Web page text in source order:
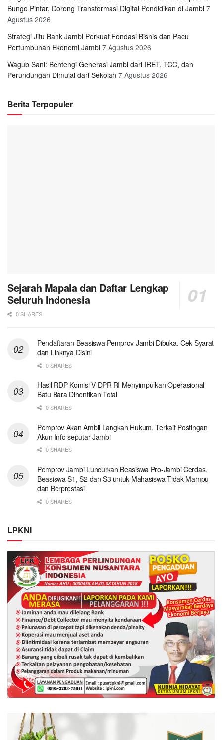
Bungo Pintar, Dorong Transformasi Digital Pendidikan di Jambi 7
Agustus 2026
Strategi Jitu Bank Jambi Perkuat Fondasi Bisnis dan Pacu
Pertumbuhan Ekonomi Jambi 7 Agustus 2026
Wagub Sani: Bentengi Generasi Jambi dari IRET, TCC, dan
Perundungan Dimulai dari Sekolah 7 Agustus 2026
Berita Terpopuler
Sejarah Mapala dan Daftar Lengkap
Seluruh Indonesia
0 SHARES
Pendaftaran Beasiswa Pemprov Jambi Dibuka. Cek Syarat
dan Linknya Disini
0 SHARES
Hasil RDP Komisi V DPR RI Menyimpulkan Operasional
Batu Bara Dihentikan Total
0 SHARES
Pemprov Akan Ambil Langkah Hukum, Terkait Postingan
Akun Info seputar Jambi
0 SHARES
Pemprov Jambi Luncurkan Beasiswa Pro-Jambi Cerdas.
Beasiswa S1, S2 dan S3 untuk Mahasiswa Tidak Mampu
dan Berprestasi
0 SHARES
LPKNI